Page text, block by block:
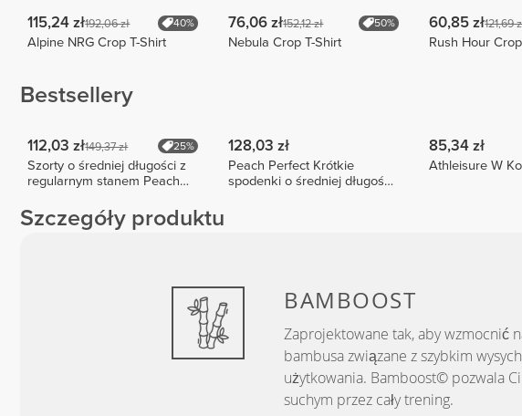
115,24 zł192,06 zł 40%
Alpine NRG Crop T-Shirt
76,06 zł152,12 zł 50%
Nebula Crop T-Shirt
60,85 zł121,69
Rush Hour
Bestsellery
112,03 zł149,37 zł 25%
Szorty o średniej długości z
regularnym stanem Peach
128,03 zł
Peach Perfect Krótkie
spodenki o średniej długości
85,34 zł
Athleisure W
Szczegóły produktu
BAMBOOST
Zaprojektowane tak, aby wzmocnić
bambusa związane z szybkim
użytkowania. Bamboost© pozwala
suchym przez cały trening.